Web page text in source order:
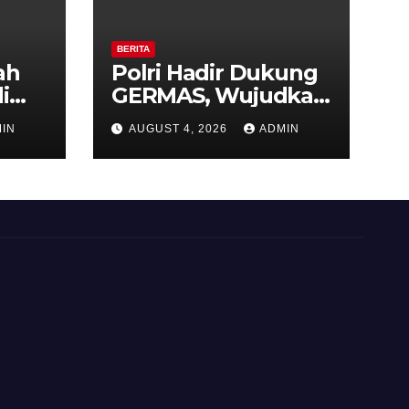
RI
BERITA
Polri Hadir Dukung
GERMAS, Wujudkan
Budaya Hidup Sehat
di Kecamatan
Pabelan
AUGUST 4, 2026 ADMIN